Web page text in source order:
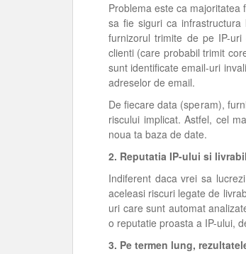
Problema este ca
sa fie siguri ca
furnizorul trimite de pe IP-
clienti (care probabil trimit
sunt identificate email-uri
adreselor de email.
De fiecare data (speram),
riscului implicat. Astfel, cel
noua ta baza de date.
2. Reputatia IP-ului si
Indiferent daca vrei sa
aceleasi riscuri legate de
uri care sunt automat
o reputatie proasta a IP-ului,
3. Pe termen lung,